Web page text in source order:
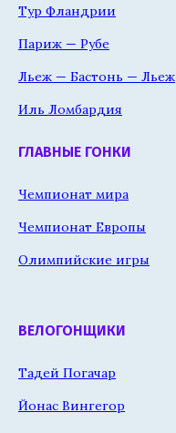
Тур Фландрии
Париж — Рубе
Льеж — Бастонь — Льеж
Иль Ломбардия
ГЛАВНЫЕ ГОНКИ
Чемпионат мира
Чемпионат Европы
Олимпийские игры
ВЕЛОГОНЩИКИ
Тадей Погачар
Йонас Вингегор